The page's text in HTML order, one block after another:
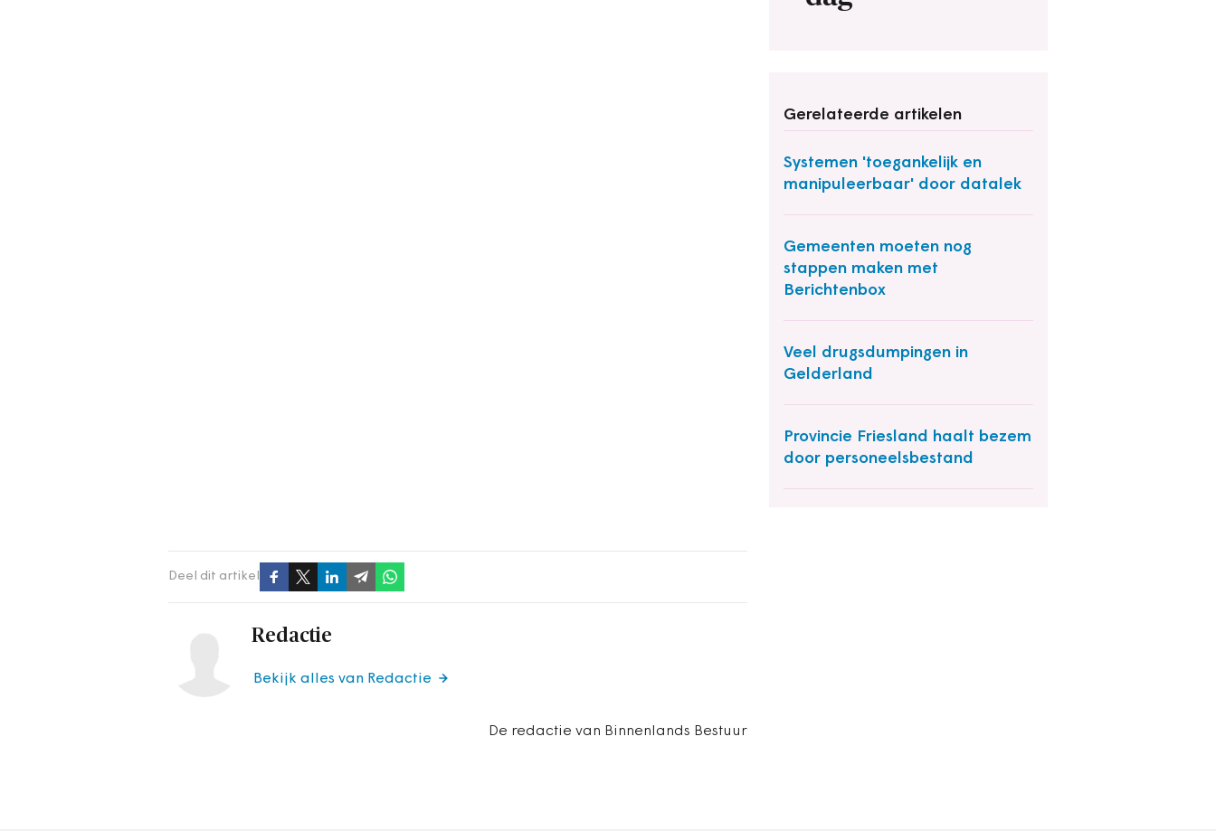
Gerelateerde artikelen
Systemen 'toegankelijk en
manipuleerbaar' door datalek
Gemeenten moeten nog
stappen maken met
Berichtenbox
Veel drugsdumpingen in
Gelderland
Provincie Friesland haalt bezem
door personeelsbestand
Deel dit artikel
Redactie
De redactie van Binnenlands Bestuur
Bekijk alles van Redactie